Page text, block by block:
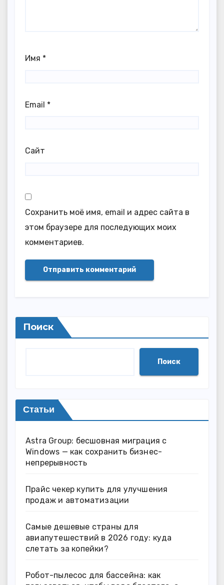
Имя *
Email *
Сайт
Сохранить моё имя, email и адрес сайта в
этом браузере для последующих моих
комментариев.
Поиск
Поиск
Статьи
Astra Group: бесшовная миграция с
Windows — как сохранить бизнес-
непрерывность
Прайс чекер купить для улучшения
продаж и автоматизации
Самые дешевые страны для
авиапутешествий в 2026 году: куда
слетать за копейки?
Робот-пылесос для бассейна: как